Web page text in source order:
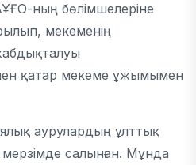
ның бөлімшелеріне
мекеменің
қатар мекеме ұжымымен
аурулардың ұлттық
салынған. Мұнда